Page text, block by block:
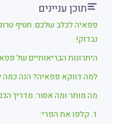
תוכן עניינים
פפאיה לכלב שלכם: חטיף
נבדוק!
היתרונות הבריאותיים של
למה דווקא פפאיה? הנה כמה
מה מותר ומה אסור: מדריך